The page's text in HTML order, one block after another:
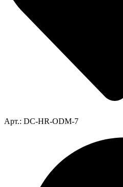
Арт.: DC-HR-ODM-7